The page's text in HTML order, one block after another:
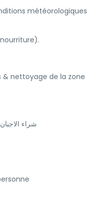
météorologiques
& nettoyage de la zone